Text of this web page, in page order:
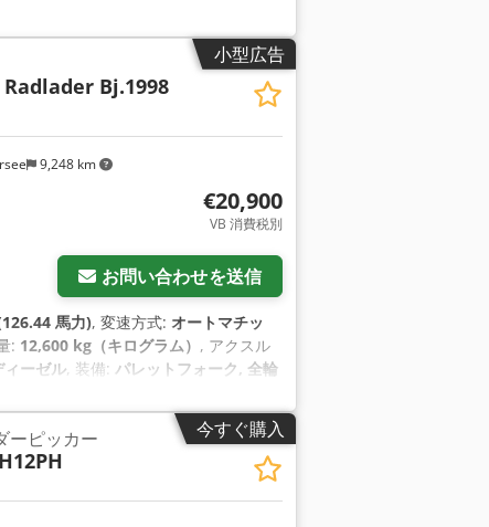
小型広告
9,248 km
Radlader Bj.1998
€20,900
VB 消費税別
お問い合わせを送信
馬力), 変速方式: オートマチッ
: 12,600 kg（キログラム） , アクスル
ィーゼル, 装備: パレットフォーク, 全輪
今すぐ購入
ーピッカー